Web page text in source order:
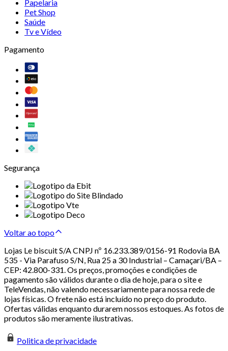
Papelaria
Pet Shop
Saúde
Tv e Vídeo
Pagamento
Segurança
Voltar ao topo
Lojas Le biscuit S/A CNPJ nº 16.233.389/0156-91 Rodovia BA
535 - Via Parafuso S/N, Rua 25 a 30 Industrial – Camaçari/BA –
CEP: 42.800-331. Os preços, promoções e condições de
pagamento são válidos durante o dia de hoje, para o site e
TeleVendas, não valendo necessariamente para nossa rede de
lojas físicas. O frete não está incluído no preço do produto.
Ofertas válidas enquanto durarem nossos estoques. As fotos de
produtos são meramente ilustrativas.
Politica de privacidade